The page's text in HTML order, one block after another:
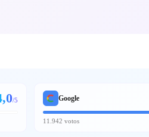
/5 Google
11.942 votos